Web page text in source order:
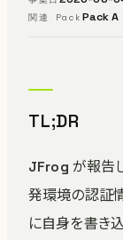
関連 Pack Pack A
TL;DR
JFrog が報告
発環境の認証
に自身を書き